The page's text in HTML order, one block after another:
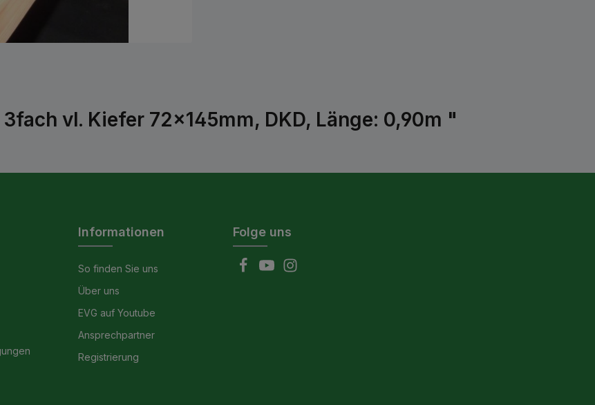
vl. Kiefer 72x145mm, DKD, Länge: 0,90m "
Informationen
So finden Sie uns
Über uns
EVG auf Youtube
Ansprechpartner
Registrierung
Folge uns